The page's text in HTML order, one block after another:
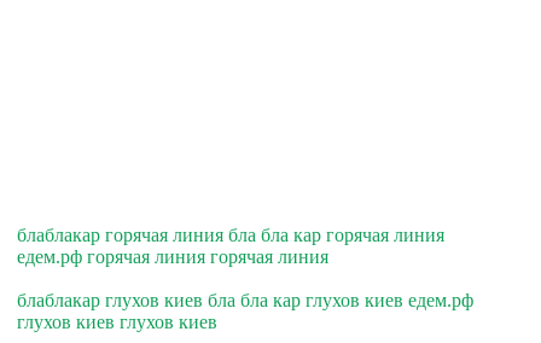
блаблакар горячая линия бла бла кар горячая линия
едем.рф горячая линия горячая линия
блаблакар глухов киев бла бла кар глухов киев едем.рф
глухов киев глухов киев